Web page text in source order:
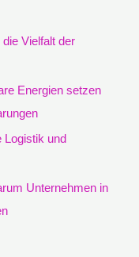
Vielfalt der
Energien setzen
Logistik und
Unternehmen in